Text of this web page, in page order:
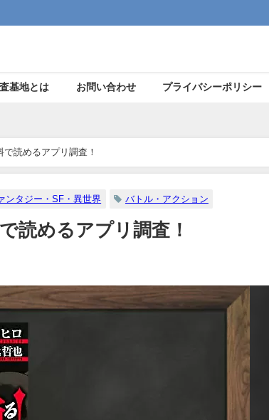
基地とは お問い合わせ プライバシーポリシー
読めるアプリ調査！
ンタジー・SF・異世界 バトル・アクション
読めるアプリ調査！